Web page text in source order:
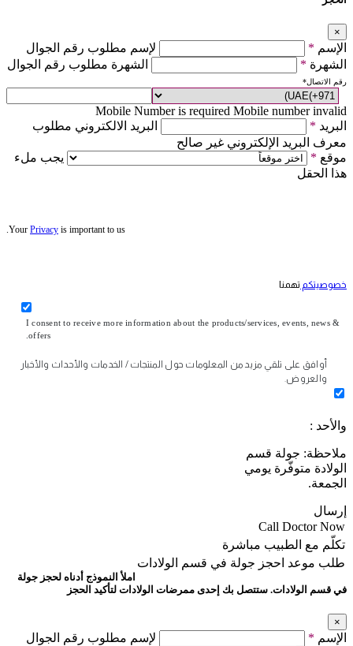
×
الإسم *
لإسم مطلوب رقم الجوال
الشهرة * الشهرة مطلوب رقم الجوال
رقم الاتصال*
Mobile Number is required Mobile number invalid
البريد *
البريد الالكتروني مطلوب
معرف البريد الإلكتروني غير صالح
موقع *
يجب ملء
هذا الحقل
Your Privacy is important to us.
خصوصيتكم تهمنا
I consent to receive more information about the products/services, events, news &
offers.
أوافق على تلقي مزيد من المعلومات حول المنتجات / الخدمات والأحداث والأخبار
والعروض.
والأحد :
ملاحظة: جولة قسم
الولادة متوفّرة يومي
الجمعة.
إرسال
Call Doctor Now
تكلّم مع الطبيب مباشرة
طلب موعد احجز جولة في قسم الولادات
املأ النموذج أدناه لحجز جولة
في قسم الولادات. ستتصل بك إحدى ممرضات الولادات لتأكيد الحجز
×
الإسم *
لإسم مطلوب رقم الجوال